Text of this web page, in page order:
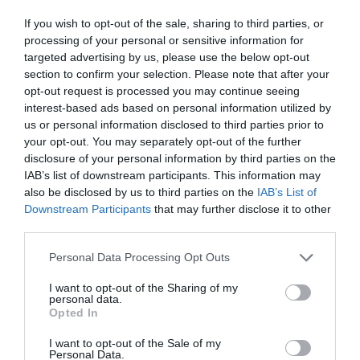
If you wish to opt-out of the sale, sharing to third parties, or
processing of your personal or sensitive information for
targeted advertising by us, please use the below opt-out
section to confirm your selection. Please note that after your
opt-out request is processed you may continue seeing
interest-based ads based on personal information utilized by
us or personal information disclosed to third parties prior to
your opt-out. You may separately opt-out of the further
disclosure of your personal information by third parties on the
IAB’s list of downstream participants. This information may
also be disclosed by us to third parties on the IAB’s List of
Downstream Participants that may further disclose it to other
Personal Data Processing Opt Outs
I want to opt-out of the Sharing of my
personal data.
Opted In
I want to opt-out of the Sale of my
Personal Data.
industrials, la
internacionalització és
estratègica
Fons europeus i
transformació estructural
Els fons europeus han estat una eina clau per
impulsar la digitalització i la descarbonització
industrial. Ara, segons Gibert, arriba el moment
feia falta. Tot i que ha dit que encara queden
alguns fons per acabar de desenvolupar-se, però
ens trobem en la fase d’execució dels fons i en els